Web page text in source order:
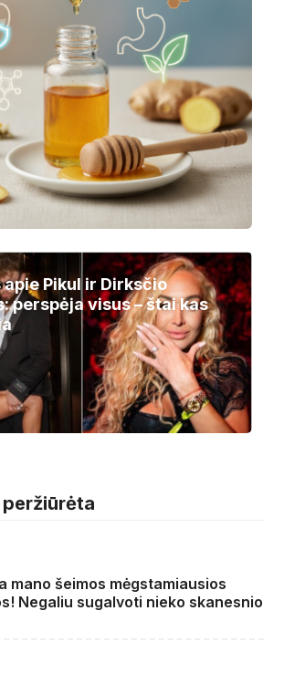
apie Pikul ir Dirksčio
perspėja visus – štai kas
mano šeimos mėgstamiausios
Negaliu sugalvoti nieko skanesnio